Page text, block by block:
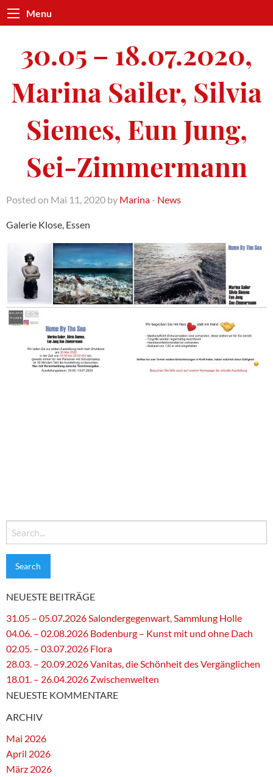
Menu
30.05 – 18.07.2020,
Marina Sailer, Silvia
Siemes, Eun Jung,
Sei-Zimmermann
Posted on Mai 11, 2020 by Marina - News
Galerie Klose, Essen
Search
for:
NEUESTE BEITRÄGE
31.05 – 05.07.2026 Salondergegenwart, Sammlung Holle
04.06. – 02.08.2026 Bodenburg – Kunst mit und ohne Dach
02.05. – 03.07.2026 Flora
28.03. – 20.09.2026 Vanitas, die Schönheit des Vergänglichen
18.01. – 26.04.2026 Zwischenwelten
NEUESTE KOMMENTARE
ARCHIV
Mai 2026
April 2026
März 2026